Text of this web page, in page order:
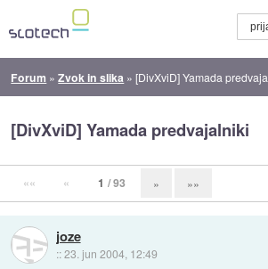
Forum »Zvok in slika »[DivXviD] Yamada
[DivXviD] Yamada predvajalniki
«« « 1 / 93 » »»
joze
::23. jun 2004, 12:49